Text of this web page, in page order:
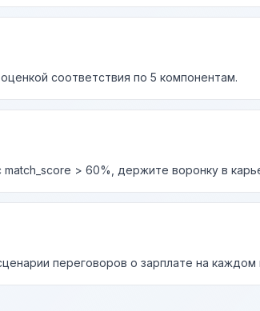
соответствия по 5 компонентам.
match_score > 60%, держите воронку в
переговоров о зарплате на каждом